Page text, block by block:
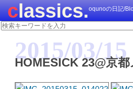
classics.oqunoの日記/
2015/03/
HOMESICK 23@京